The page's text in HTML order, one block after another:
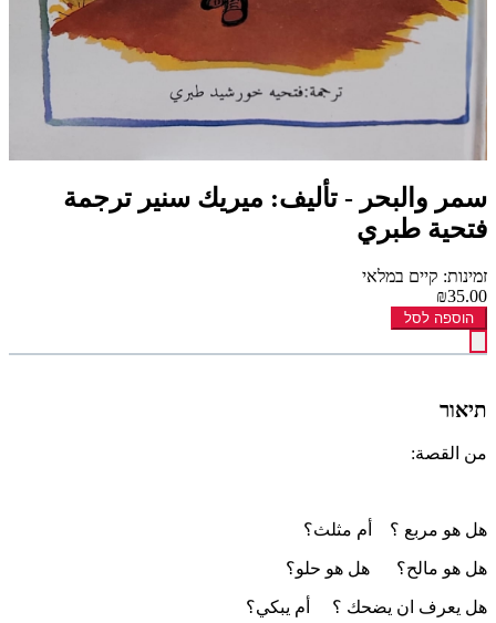
سمر والبحر - تأليف: ميريك سنير ترجمة
فتحية طبري
זמינות: קיים במלאי
₪35.00
הוספה לסל
תיאור
من القصة:
هل هو مربع ؟ أم مثلث؟
هل هو مالح؟ هل هو حلو؟
هل يعرف ان يضحك ؟ أم يبكي؟